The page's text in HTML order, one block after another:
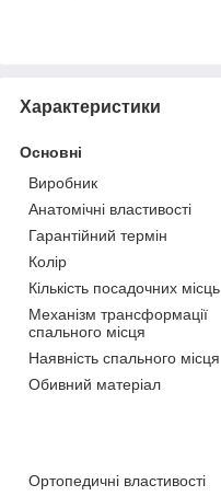
Характеристики
Основні
Виробник
Анатомічні властивості
Гарантійний термін
Колір
Кількість посадочних місць
Механізм трансформації
спального місця
Наявність спального місця
Обивний матеріал
Ортопедичні властивості